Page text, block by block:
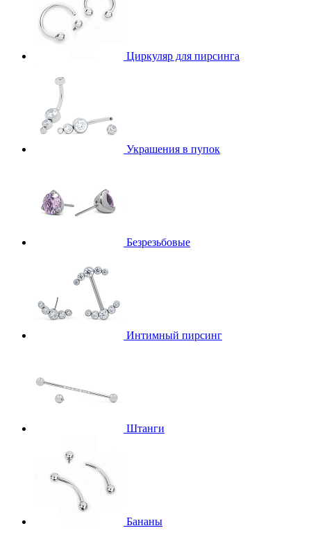
Циркуляр для пирсинга
Украшения в пупок
Безрезьбовые
Интимный пирсинг
Штанги
Бананы